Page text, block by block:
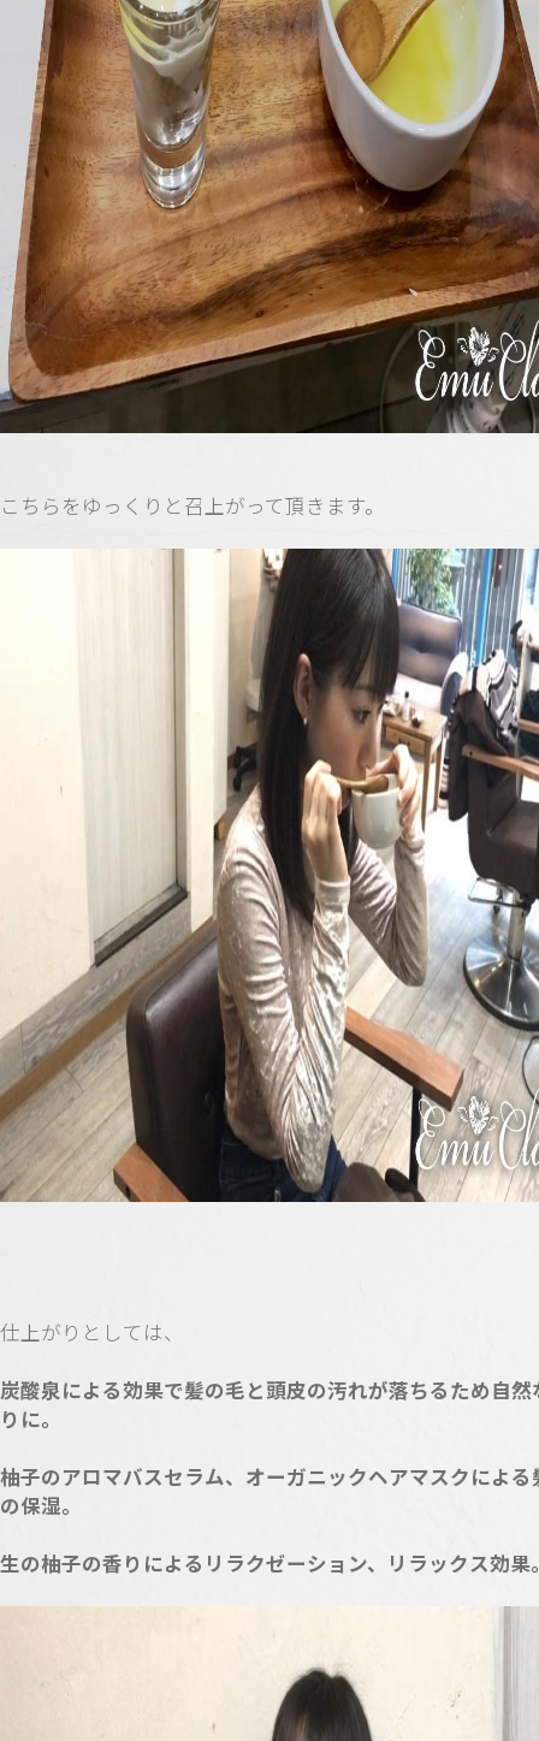
こちらをゆっくりと召上がって頂きます。
仕上がりとしては、
炭酸泉による効果で髪の毛と頭皮の汚れが落ちるため自然
りに。
柚子のアロマバスセラム、オーガニックヘアマスクによる
の保湿。
生の柚子の香りによるリラクゼーション、リラックス効果